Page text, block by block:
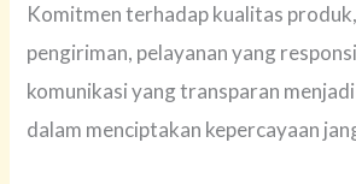
Komitmen terhadap kualitas
pengiriman, pelayanan yang
komunikasi yang transparan
dalam menciptakan kepercayaan